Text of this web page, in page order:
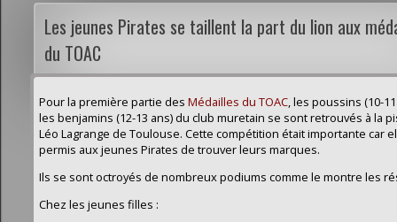
Les jeunes Pirates se taillent la part du lion aux
du TOAC
Pour la première partie des Médailles du TOAC, les poussins (10-
les benjamins (12-13 ans) du club muretain se sont retrouvés à la
Léo Lagrange de Toulouse. Cette compétition était importante car
permis aux jeunes Pirates de trouver leurs marques.
Ils se sont octroyés de nombreux podiums comme le montre les
Chez les jeunes filles :